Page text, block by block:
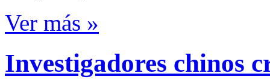
Ver más »
Investigadores chinos